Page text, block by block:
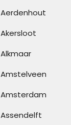
Aerdenhout
Akersloot
Alkmaar
Amstelveen
Amsterdam
Assendelft